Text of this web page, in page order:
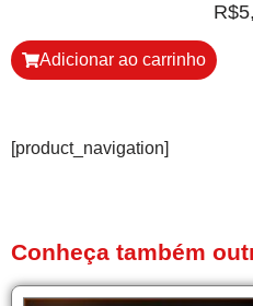
R$
Adicionar ao carrinho
[product_navigation]
Conheça também